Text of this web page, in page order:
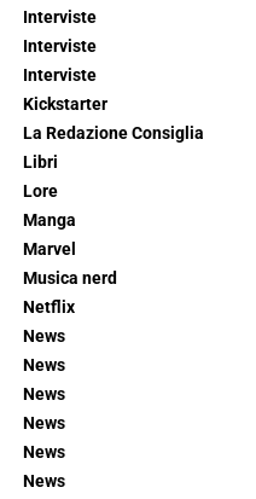
Interviste
Interviste
Interviste
Kickstarter
La Redazione Consiglia
Libri
Lore
Manga
Marvel
Musica nerd
Netflix
News
News
News
News
News
News